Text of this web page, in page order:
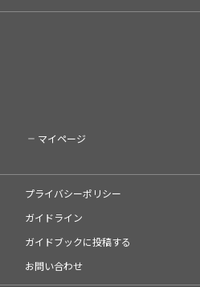
マイページ
プライバシーポリシー
ガイドライン
ガイドブックに投稿する
お問い合わせ